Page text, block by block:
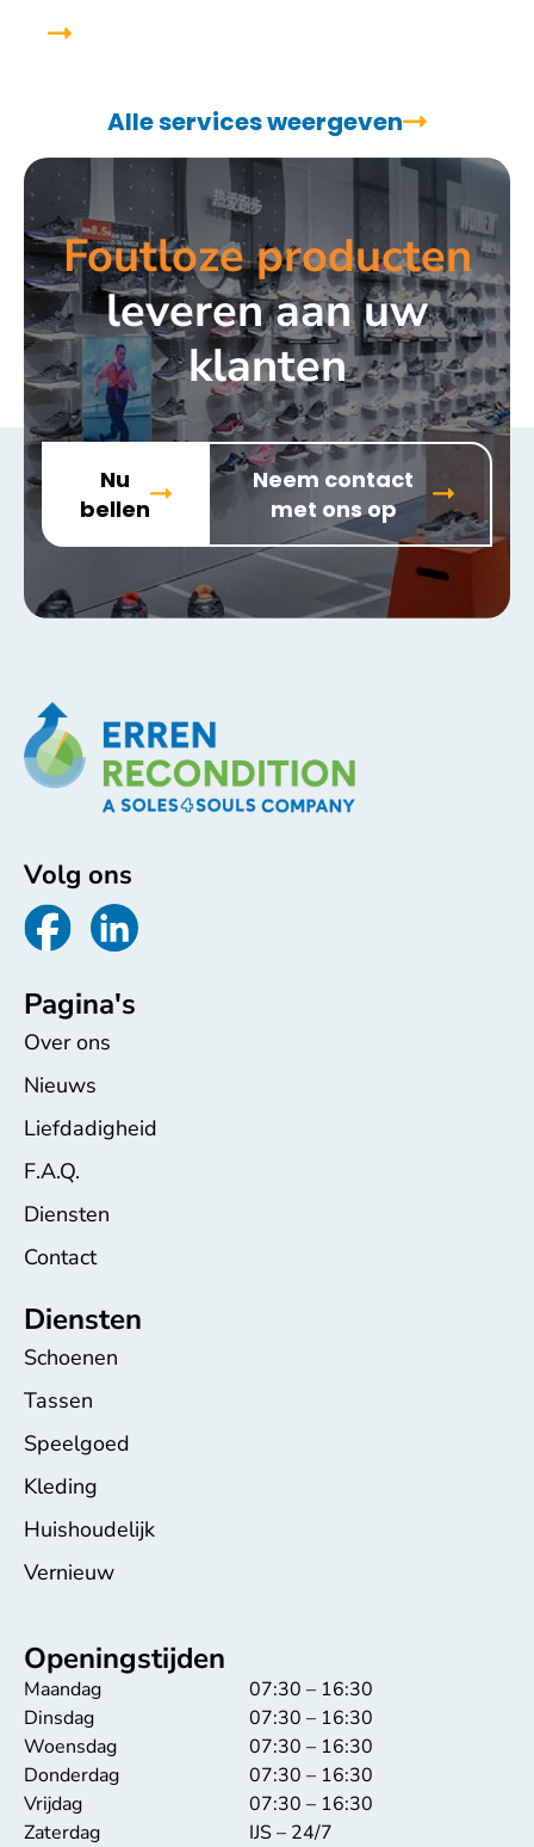
Alle services weergeven
Foutloze producten
leveren aan uw
klanten
Nu
bellen
Neem contact
met ons op
Volg ons
Pagina's
Over ons
Nieuws
Liefdadigheid
F.A.Q.
Diensten
Contact
Diensten
Schoenen
Tassen
Speelgoed
Kleding
Huishoudelijk
Vernieuw
Openingstijden
Maandag
Dinsdag
Woensdag
Donderdag
Vrijdag
Zaterdag
07:30 – 16:30
07:30 – 16:30
07:30 – 16:30
07:30 – 16:30
07:30 – 16:30
IJS – 24/7